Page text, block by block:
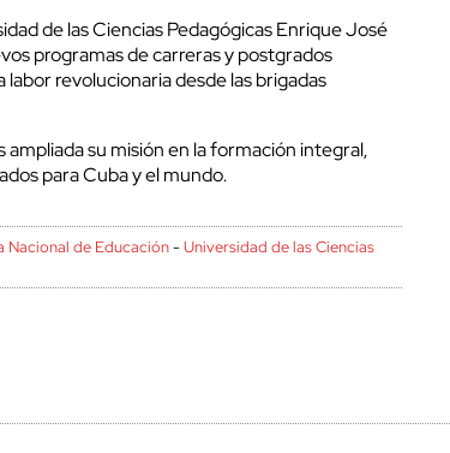
de las Ciencias Pedagógicas Enrique José
programas de carreras y postgrados
revolucionaria desde las brigadas
su misión en la formación integral,
para Cuba y el mundo.
Nacional de Educación-Universidad de las Ciencias